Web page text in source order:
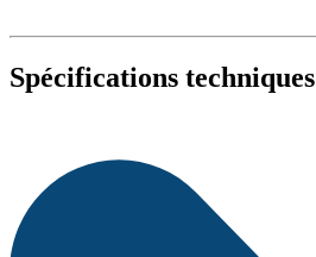
Spécifications techniques